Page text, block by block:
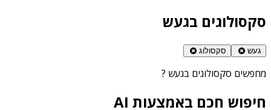
סקסולוגים בגעש
געש סקסולוג
מחפשים סקסולוגים בגעש ?
חיפוש חכם באמצעות AI